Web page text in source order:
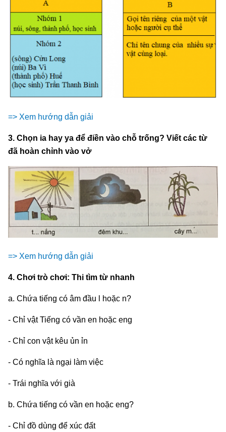
=> Xem hướng dẫn giải
3. Chọn ia hay ya để điền vào chỗ trống? Viết các từ
đã hoàn chỉnh vào vở
=> Xem hướng dẫn giải
4. Chơi trò chơi: Thi tìm từ nhanh
a. Chứa tiếng có âm đầu l hoặc n?
- Chỉ vật Tiếng có vần en hoặc eng
- Chỉ con vật kêu ủn ỉn
- Có nghĩa là ngại làm việc
- Trái nghĩa với già
b. Chứa tiếng có vần en hoặc eng?
- Chỉ đồ dùng để xúc đất